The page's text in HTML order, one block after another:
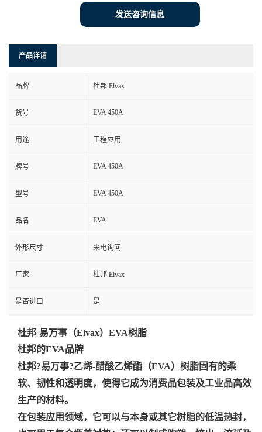
发送咨询信息
产品详请
品牌 杜邦 Elvax
货号 EVA 450A
用途 工程应用
牌号 EVA 450A
型号 EVA 450A
品名 EVA
外形尺寸 来电询问
厂家 杜邦 Elvax
是否进口 是
杜邦 易万事 （Elvax） EVA树脂
杜邦的EVA品牌
杜邦?易万事?乙烯-醋酸乙烯酯（EVA）树脂固有的柔
软、韧性和透明度，使得它成为消费品包装及工业品高效
生产的材料。
在包装应用领域，它可以与本身或其它树脂的低温热封，